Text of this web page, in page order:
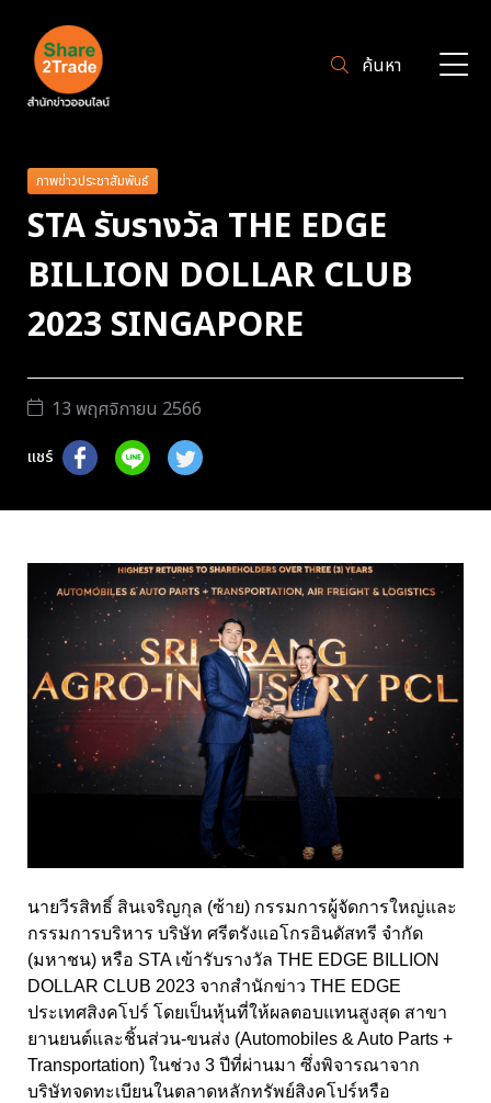
ค้นหา
ภาพข่าวประชาสัมพันธ์
STA รับรางวัล THE EDGE
BILLION DOLLAR CLUB
2023 SINGAPORE
13 พฤศจิกายน 2566
แชร์
นายวีรสิทธิ์ สินเจริญกุล (ซ้าย) กรรมการผู้จัดการใหญ่และ
กรรมการบริหาร บริษัท ศรีตรังแอโกรอินดัสทรี จำกัด
(มหาชน) หรือ STA เข้ารับรางวัล THE EDGE BILLION
DOLLAR CLUB 2023 จากสำนักข่าว THE EDGE
ประเทศสิงคโปร์ โดยเป็นหุ้นที่ให้ผลตอบแทนสูงสุด สาขา
ยานยนต์และชิ้นส่วน-ขนส่ง (Automobiles & Auto Parts +
Transportation) ในช่วง 3 ปีที่ผ่านมา ซึ่งพิจารณาจาก
บริษัทจดทะเบียนในตลาดหลักทรัพย์สิงคโปร์หรือ